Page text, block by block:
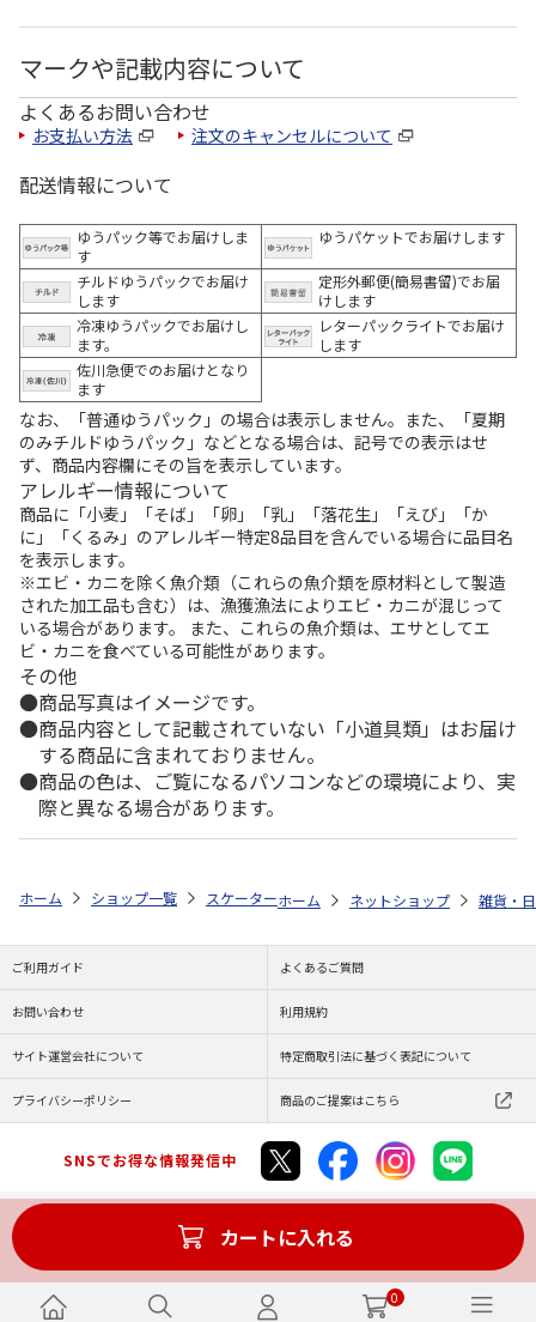
0
マークや記載内容について
よくあるお問い合わせ
お支払い方法 注文のキャンセルについて
配送情報について
ゆうパック等でお届けしま
す
ゆうパケットでお届けします
チルドゆうパックでお届け
します
定形外郵便(簡易書留)でお届
けします
冷凍ゆうパックでお届けし
ます。
レターパックライトでお届け
します
佐川急便でのお届けとなり
ます
なお、「普通ゆうパック」の場合は表示しません。また、「夏期
のみチルドゆうパック」などとなる場合は、記号での表示はせ
ず、商品内容欄にその旨を表示しています。
アレルギー情報について
商品に「小麦」「そば」「卵」「乳」「落花生」「えび」「か
に」「くるみ」のアレルギー特定8品目を含んでいる場合に品目名
を表示します。
※エビ・カニを除く魚介類（これらの魚介類を原材料として製造
された加工品も含む）は、漁獲漁法によりエビ・カニが混じって
いる場合があります。 また、これらの魚介類は、エサとしてエ
ビ・カニを食べている可能性があります。
その他
商品写真はイメージです。
商品内容として記載されていない「小道具類」はお届け
する商品に含まれておりません。
商品の色は、ご覧になるパソコンなどの環境により、実
際と異なる場合があります。
カートに入れる
ホーム ショップ一覧 スケーター ランチクロス くまのがっこう KB4
ホーム ネットショップ 雑貨・
ご利用ガイド よくあるご質問
お問い合わせ 利用規約
サイト運営会社について 特定商取引法に基づく表記について
プライバシーポリシー 商品のご提案はこちら
SNSでお得な情報発信中